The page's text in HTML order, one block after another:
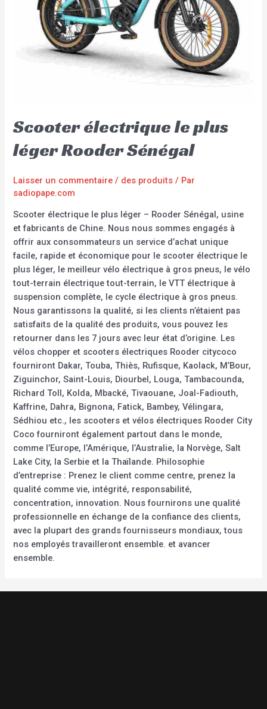
Scooter électrique le plus
léger Rooder Sénégal
Laisser un commentaire / des produits / Par
sadiopape.com
Scooter électrique le plus léger – Rooder Sénégal, usine
et fabricants de Chine. Nous nous sommes engagés à
offrir aux consommateurs un service d’achat unique
facile, rapide et économique pour le scooter électrique le
plus léger, le meilleur vélo électrique à gros pneus, le vélo
tout-terrain électrique tout-terrain, le VTT électrique à
suspension complète, le cycle électrique à gros pneus.
Nous garantissons la qualité, si les clients n’étaient pas
satisfaits de la qualité des produits, vous pouvez les
retourner dans les 7 jours avec leur état d’origine. Les
vélos chopper et scooters électriques Rooder citycoco
fourniront Dakar, Touba, Thiès, Rufisque, Kaolack, M’Bour,
Ziguinchor, Saint-Louis, Diourbel, Louga, Tambacounda,
Richard Toll, Kolda, Mbacké, Tivaouane, Joal-Fadiouth,
Kaffrine, Dahra, Bignona, Fatick, Bambey, Vélingara,
Sédhiou etc., les scooters et vélos électriques Rooder City
Coco fourniront également partout dans le monde,
comme l’Europe, l’Amérique, l’Australie, la Norvège, Salt
Lake City, la Serbie et la Thaïlande. Philosophie
d’entreprise : Prenez le client comme centre, prenez la
qualité comme vie, intégrité, responsabilité,
concentration, innovation. Nous fournirons une qualité
professionnelle en échange de la confiance des clients,
avec la plupart des grands fournisseurs mondiaux, tous
nos employés travailleront ensemble. et avancer
ensemble.